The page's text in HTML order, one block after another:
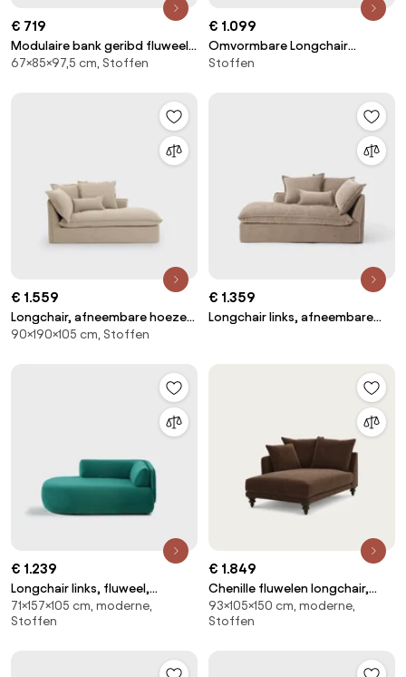
€ 719
Modulaire bank geribd fluweel,
Monica
67×85×97,5 cm, Stoffen
€ 1.099
Omvormbare Longchair
linnen/viscose L158 cm, Ivete
Stoffen
€ 1.559
Longchair, afneembare hoezen,
in dik linnen, Odna
90×190×105 cm, Stoffen
€ 1.359
Longchair links, afneembare
€ 1.239
Longchair links, fluweel,
Méridiano
71×157×105 cm, moderne,
Stoffen
€ 1.849
Chenille fluwelen longchair,
Lazare
93×105×150 cm, moderne,
Stoffen